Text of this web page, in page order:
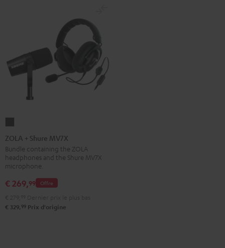
+
Shure
MV7X
Dark
Gray
ZOLA + Shure MV7X
Bundle containing the ZOLA
headphones and the Shure MV7X
microphone.
Offre
€ 269,99
€ 329, 99 Prix d'origine